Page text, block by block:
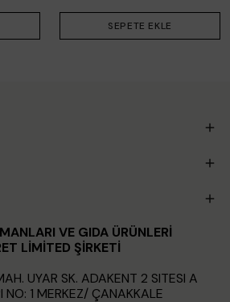
SEPETE EKLE
VE GIDA ÜRÜNLERİ
LİMİTED ŞİRKETİ
UYAR SK. ADAKENT 2 SITESI A
NO: 1 MERKEZ/ ÇANAKKALE